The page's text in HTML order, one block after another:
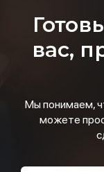
вас,
Мы понимаем,
можете